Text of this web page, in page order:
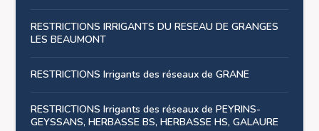
RESTRICTIONS IRRIGANTS DU RESEAU DE GRANGES
LES BEAUMONT
RESTRICTIONS Irrigants des réseaux de GRANE
RESTRICTIONS Irrigants des réseaux de PEYRINS-
GEYSSANS, HERBASSE BS, HERBASSE HS, GALAURE